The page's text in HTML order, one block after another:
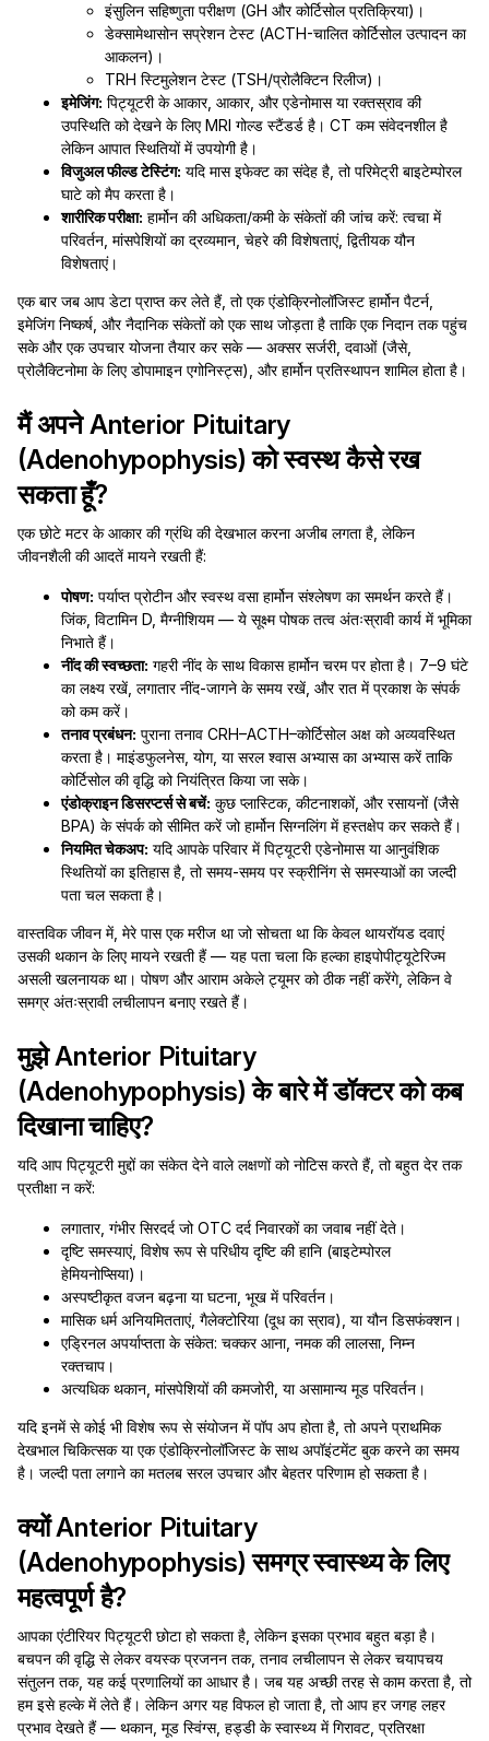
इंसुलिन सहिष्णुता परीक्षण (GH और कोर्टिसोल प्रतिक्रिया)।
डेक्सामेथासोन सप्रेशन टेस्ट (ACTH-चालित कोर्टिसोल उत्पादन का
आकलन)।
TRH स्टिमुलेशन टेस्ट (TSH/प्रोलैक्टिन रिलीज)।
इमेजिंग: पिट्यूटरी के आकार, आकार, और एडेनोमास या रक्तस्राव की
उपस्थिति को देखने के लिए MRI गोल्ड स्टैंडर्ड है। CT कम संवेदनशील है
लेकिन आपात स्थितियों में उपयोगी है।
विजुअल फील्ड टेस्टिंग: यदि मास इफेक्ट का संदेह है, तो परिमेट्री बाइटेम्पोरल
घाटे को मैप करता है।
शारीरिक परीक्षा: हार्मोन की अधिकता/कमी के संकेतों की जांच करें: त्वचा में
परिवर्तन, मांसपेशियों का द्रव्यमान, चेहरे की विशेषताएं, द्वितीयक यौन
विशेषताएं।
एक बार जब आप डेटा प्राप्त कर लेते हैं, तो एक एंडोक्रिनोलॉजिस्ट हार्मोन पैटर्न,
इमेजिंग निष्कर्ष, और नैदानिक संकेतों को एक साथ जोड़ता है ताकि एक निदान तक पहुंच
सके और एक उपचार योजना तैयार कर सके — अक्सर सर्जरी, दवाओं (जैसे,
प्रोलैक्टिनोमा के लिए डोपामाइन एगोनिस्ट्स), और हार्मोन प्रतिस्थापन शामिल होता है।
मैं अपने Anterior Pituitary
(Adenohypophysis) को स्वस्थ कैसे रख
सकता हूँ?
एक छोटे मटर के आकार की ग्रंथि की देखभाल करना अजीब लगता है, लेकिन
जीवनशैली की आदतें मायने रखती हैं:
पोषण: पर्याप्त प्रोटीन और स्वस्थ वसा हार्मोन संश्लेषण का समर्थन करते हैं।
जिंक, विटामिन D, मैग्नीशियम — ये सूक्ष्म पोषक तत्व अंतःस्रावी कार्य में भूमिका
निभाते हैं।
नींद की स्वच्छता: गहरी नींद के साथ विकास हार्मोन चरम पर होता है। 7–9 घंटे
का लक्ष्य रखें, लगातार नींद-जागने के समय रखें, और रात में प्रकाश के संपर्क
को कम करें।
तनाव प्रबंधन: पुराना तनाव CRH–ACTH–कोर्टिसोल अक्ष को अव्यवस्थित
करता है। माइंडफुलनेस, योग, या सरल श्वास अभ्यास का अभ्यास करें ताकि
कोर्टिसोल की वृद्धि को नियंत्रित किया जा सके।
एंडोक्राइन डिसरप्टर्स से बचें: कुछ प्लास्टिक, कीटनाशकों, और रसायनों (जैसे
BPA) के संपर्क को सीमित करें जो हार्मोन सिग्नलिंग में हस्तक्षेप कर सकते हैं।
नियमित चेकअप: यदि आपके परिवार में पिट्यूटरी एडेनोमास या आनुवंशिक
स्थितियों का इतिहास है, तो समय-समय पर स्क्रीनिंग से समस्याओं का जल्दी
पता चल सकता है।
वास्तविक जीवन में, मेरे पास एक मरीज था जो सोचता था कि केवल थायरॉयड दवाएं
उसकी थकान के लिए मायने रखती हैं — यह पता चला कि हल्का हाइपोपीट्यूटेरिज्म
असली खलनायक था। पोषण और आराम अकेले ट्यूमर को ठीक नहीं करेंगे, लेकिन वे
समग्र अंतःस्रावी लचीलापन बनाए रखते हैं।
मुझे Anterior Pituitary
(Adenohypophysis) के बारे में डॉक्टर को कब
दिखाना चाहिए?
यदि आप पिट्यूटरी मुद्दों का संकेत देने वाले लक्षणों को नोटिस करते हैं, तो बहुत देर तक
प्रतीक्षा न करें:
लगातार, गंभीर सिरदर्द जो OTC दर्द निवारकों का जवाब नहीं देते।
दृष्टि समस्याएं, विशेष रूप से परिधीय दृष्टि की हानि (बाइटेम्पोरल
हेमियनोप्सिया)।
अस्पष्टीकृत वजन बढ़ना या घटना, भूख में परिवर्तन।
मासिक धर्म अनियमितताएं, गैलेक्टोरिया (दूध का स्राव), या यौन डिसफंक्शन।
एड्रिनल अपर्याप्तता के संकेत: चक्कर आना, नमक की लालसा, निम्न
रक्तचाप।
अत्यधिक थकान, मांसपेशियों की कमजोरी, या असामान्य मूड परिवर्तन।
यदि इनमें से कोई भी विशेष रूप से संयोजन में पॉप अप होता है, तो अपने प्राथमिक
देखभाल चिकित्सक या एक एंडोक्रिनोलॉजिस्ट के साथ अपॉइंटमेंट बुक करने का समय
है। जल्दी पता लगाने का मतलब सरल उपचार और बेहतर परिणाम हो सकता है।
क्यों Anterior Pituitary
(Adenohypophysis) समग्र स्वास्थ्य के लिए
महत्वपूर्ण है?
आपका एंटीरियर पिट्यूटरी छोटा हो सकता है, लेकिन इसका प्रभाव बहुत बड़ा है।
बचपन की वृद्धि से लेकर वयस्क प्रजनन तक, तनाव लचीलापन से लेकर चयापचय
संतुलन तक, यह कई प्रणालियों का आधार है। जब यह अच्छी तरह से काम करता है, तो
हम इसे हल्के में लेते हैं। लेकिन अगर यह विफल हो जाता है, तो आप हर जगह लहर
प्रभाव देखते हैं — थकान, मूड स्विंग्स, हड्डी के स्वास्थ्य में गिरावट, प्रतिरक्षा